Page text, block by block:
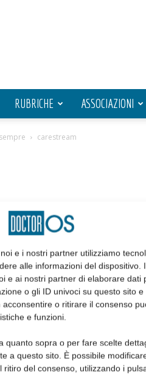
e i nostri partner utilizziamo
alle informazioni del dispositivo.
e ai nostri partner di elaborare dati
o gli ID univoci su questo sito e
o ritirare il consenso
e funzioni.
quanto sopra o per fare scelte
a questo sito. È possibile
del consenso, utilizzando i
RUBRICHE ASSOCIAZIONI
carestream